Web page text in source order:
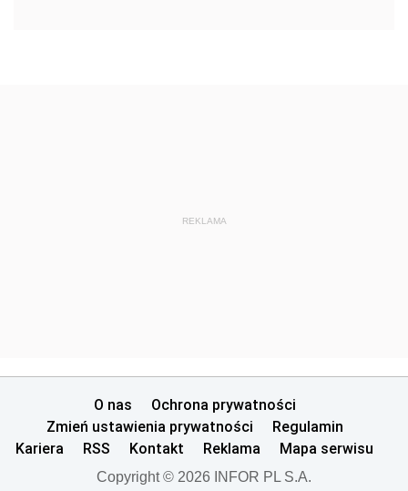
REKLAMA
O nas
Ochrona prywatności
Zmień ustawienia prywatności
Regulamin
Kariera
RSS Kontakt Reklama Mapa serwisu
Copyright © 2026 INFOR PL S.A.